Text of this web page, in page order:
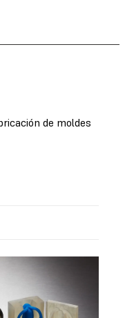
de moldes